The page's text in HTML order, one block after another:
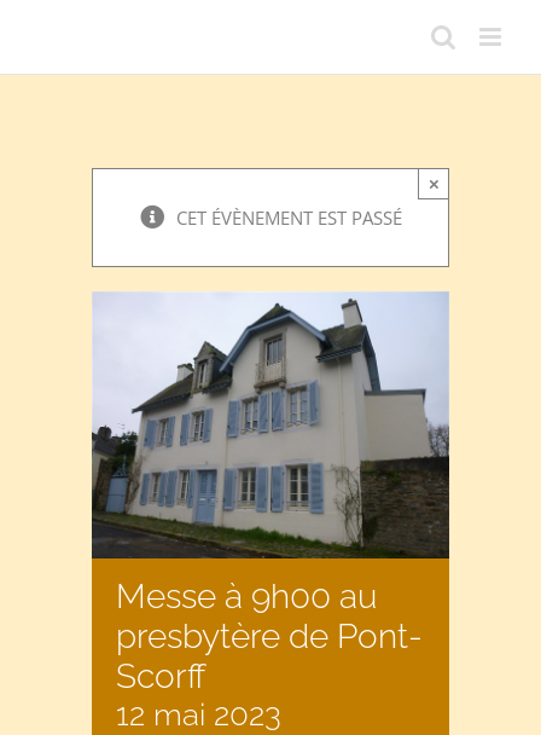
CET ÉVÈNEMENT EST PASSÉ
×
Messe à 9h00 au
presbytère de Pont-
Scorff
12 mai 2023